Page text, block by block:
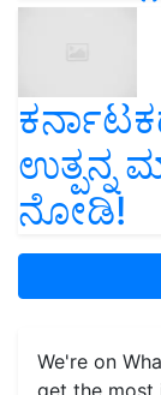
ಉತ್ಪನ್ನ
ನೋಡಿ!
We're on
get the most